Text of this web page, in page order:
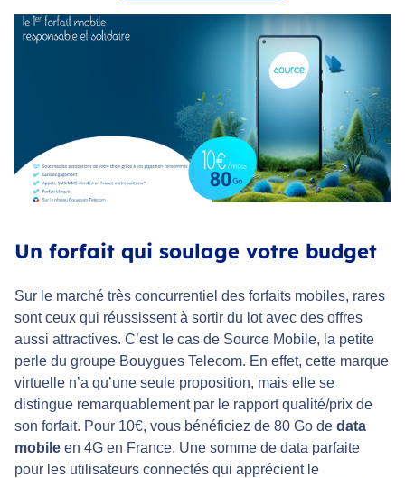
Un forfait qui soulage votre budget
Sur le marché très concurrentiel des forfaits mobiles, rares
sont ceux qui réussissent à sortir du lot avec des offres
aussi attractives. C’est le cas de Source Mobile, la petite
perle du groupe Bouygues Telecom. En effet, cette marque
virtuelle n’a qu’une seule proposition, mais elle se
distingue remarquablement par le rapport qualité/prix de
son forfait. Pour 10€, vous bénéficiez de 80 Go de data
mobile en 4G en France. Une somme de data parfaite
pour les utilisateurs connectés qui apprécient le